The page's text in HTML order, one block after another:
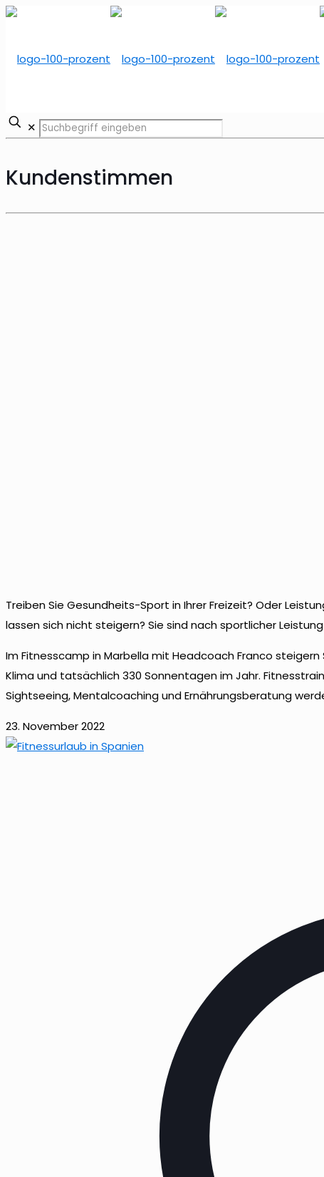
✕
Kundenstimmen
Treiben Sie Gesundheits-Sport in Ihrer Freizeit? Oder
lassen sich nicht steigern? Sie sind nach sportlicher
Im Fitnesscamp in Marbella mit Headcoach Franco
Klima und tatsächlich 330 Sonnentagen im Jahr.
Sightseeing, Mentalcoaching und Ernährungsberatung
23. November 2022